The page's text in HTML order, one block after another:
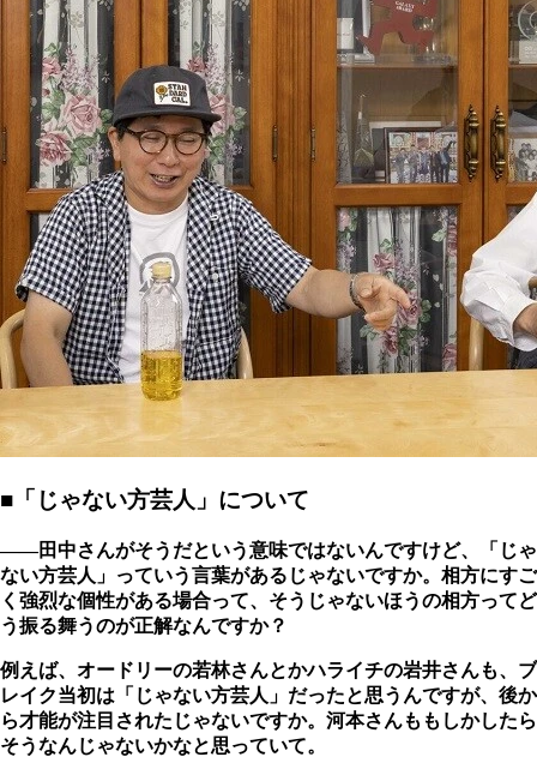
■「じゃない方芸人」について
――田中さんがそうだという意味ではないんですけど、「じゃ
ない方芸人」っていう言葉があるじゃないですか。相方にすご
く強烈な個性がある場合って、そうじゃないほうの相方ってど
う振る舞うのが正解なんですか？
例えば、オードリーの若林さんとかハライチの岩井さんも、ブ
レイク当初は「じゃない方芸人」だったと思うんですが、後か
ら才能が注目されたじゃないですか。河本さんももしかしたら
そうなんじゃないかなと思っていて。